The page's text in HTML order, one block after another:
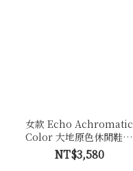
女款 Echo Achromatic
Color 大地原色休閒鞋－
Ec49卵石白色(牛皮拼接反
毛皮)
NT$3,580